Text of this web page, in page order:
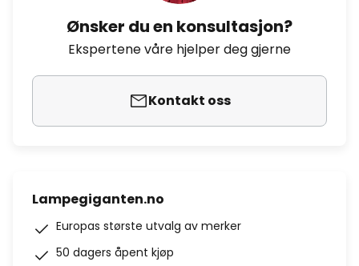
Ønsker du en konsultasjon?
Ekspertene våre hjelper deg gjerne
Kontakt oss
Lampegiganten.no
Europas største utvalg av merker
50 dagers åpent kjøp